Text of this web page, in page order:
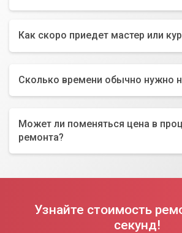
Как скоро приедет мастер или
Сколько времени обычно нужно
Может ли поменяться цена в
ремонта?
Узнайте стоимость
секунд!